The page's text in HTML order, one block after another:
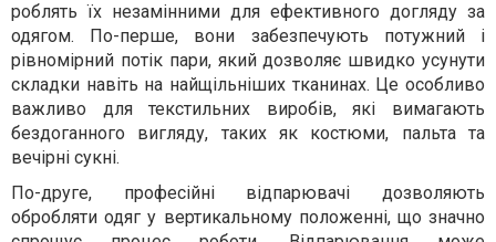
роблять їх незамінними для ефективного догляду за
одягом. По-перше, вони забезпечують потужний і
рівномірний потік пари, який дозволяє швидко усунути
складки навіть на найщільніших тканинах. Це особливо
важливо для текстильних виробів, які вимагають
бездоганного вигляду, таких як костюми, пальта та
вечірні сукні.
По-друге, професійні відпарювачі дозволяють
обробляти одяг у вертикальному положенні, що значно